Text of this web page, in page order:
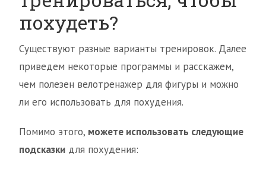
похудеть?
Существуют разные варианты тренировок. Далее
приведем некоторые программы и расскажем,
чем полезен велотренажер для фигуры и можно
ли его использовать для похудения.
Помимо этого, можете использовать следующие
подсказки для похудения: